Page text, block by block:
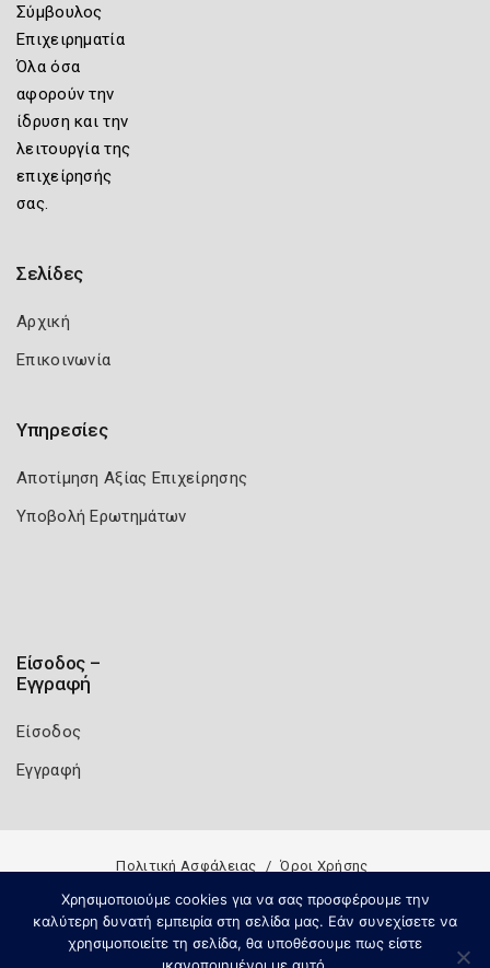
Σύμβουλος
Επιχειρηματία
Όλα όσα
αφορούν την
ίδρυση και την
λειτουργία της
επιχείρησής
σας.
Σελίδες
Αρχική
Επικοινωνία
Υπηρεσίες
Αποτίμηση Αξίας Επιχείρησης
Υποβολή Ερωτημάτων
Είσοδος –
Εγγραφή
Είσοδος
Εγγραφή
Πολιτική Ασφάλειας Όροι Χρήσης
Χρησιμοποιούμε cookies για να σας προσφέρουμε την
καλύτερη δυνατή εμπειρία στη σελίδα μας. Εάν συνεχίσετε να
χρησιμοποιείτε τη σελίδα, θα υποθέσουμε πως είστε
Copyright 2026 Knowledge A.E.